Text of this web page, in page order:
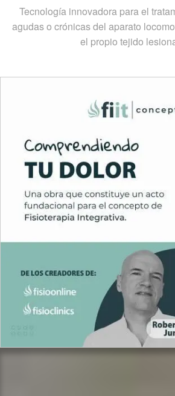
Tecnología innovadora para el
agudas o crónicas del aparato
el propio tejido